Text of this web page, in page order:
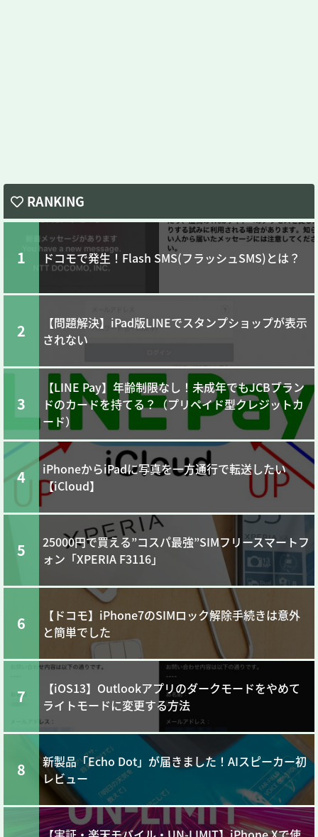
RANKING
1 ドコモで発生！Flash SMS(フラッシュSMS)とは？
2
【問題解決】iPad版LINEでスタンプショップが表示
されない
3
【LINE Pay】年齢制限なし！未成年でもJCBブラン
ドのカードを持てる？（プリペイド型クレジットカ
ード）
4
iPhoneからiPadに写真を一方通行で転送したい
【iCloud】
5
25000円で買える”コスパ最強”SIMフリースマートフ
ォン「XPERIA F3116」
6
【ドコモ】iPhone7のSIMロック解除手続きは意外
と簡単でした
7
【iOS13】Outlookアプリのダークモードをやめて
ライトモードに変更する方法
8
新製品「Echo Dot」が届きました！AIスピーカー初
レビュー